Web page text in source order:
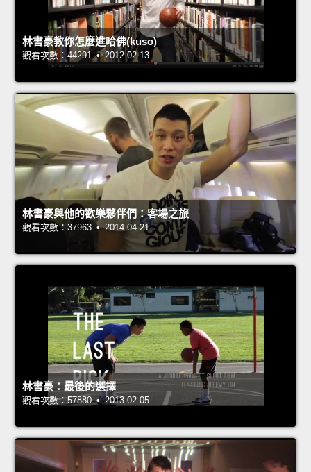
林書豪教你怎麼進哈佛(kuso)
觀看次數：44291 • 2012-02-13
林書豪與他的歡樂夥伴們：客場之旅
觀看次數：37963 • 2014-04-21
林書豪：最後的選擇
觀看次數：57880 • 2013-02-05